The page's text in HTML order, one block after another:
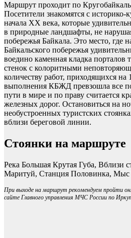
Маршрут проходит по
Посетители знакомятся с историко-
начала XX века, которые
в природные ландшафты, не
побережья Байкала. Это место, где
Байкальского побережья
воедино каменная кладка
стенок с колоритными
количеству работ, приходящихся
выполнения КБЖД превзошла все
пути в мире и по праву считается
железных дорог. Остановиться на
необустроенных туристских
вблизи береговой линии.
Стоянки на маршруте
Река Большая Крутая Губа, Вблизи
Маритуй, Станция Половинка, Мыс
При выходе на маршрут рекомендуем пройти
сайте Главного управления МЧС России по